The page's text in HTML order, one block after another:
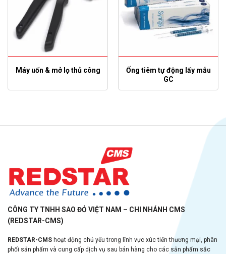
Máy uốn & mở lọ thủ công
Ống tiêm tự động lấy mẫu
GC
CÔNG TY TNHH SAO ĐỎ VIỆT NAM – CHI NHÁNH CMS
(REDSTAR-CMS)
REDSTAR-CMS hoạt động chủ yếu trong lĩnh vực xúc tiến thương mại, phân
phối sản phẩm và cung cấp dịch vụ sau bán hàng cho các sản phẩm sắc